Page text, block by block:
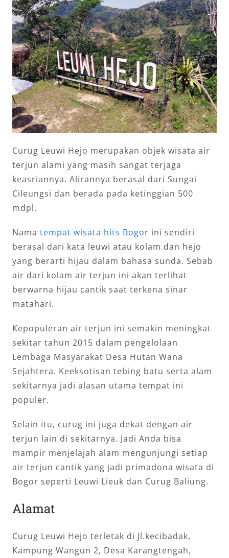
Curug Leuwi Hejo merupakan objek wisata air
terjun alami yang masih sangat terjaga
keasriannya. Alirannya berasal dari Sungai
Cileungsi dan berada pada ketinggian 500
mdpl.
Nama tempat wisata hits Bogor ini sendiri
berasal dari kata leuwi atau kolam dan hejo
yang berarti hijau dalam bahasa sunda. Sebab
air dari kolam air terjun ini akan terlihat
berwarna hijau cantik saat terkena sinar
matahari.
Kepopuleran air terjun ini semakin meningkat
sekitar tahun 2015 dalam pengelolaan
Lembaga Masyarakat Desa Hutan Wana
Sejahtera. Keeksotisan tebing batu serta alam
sekitarnya jadi alasan utama tempat ini
populer.
Selain itu, curug ini juga dekat dengan air
terjun lain di sekitarnya. Jadi Anda bisa
mampir menjelajah alam mengunjungi setiap
air terjun cantik yang jadi primadona wisata di
Bogor seperti Leuwi Lieuk dan Curug Baliung.
Alamat
Curug Leuwi Hejo terletak di Jl.kecibadak,
Kampung Wangun 2, Desa Karangtengah,